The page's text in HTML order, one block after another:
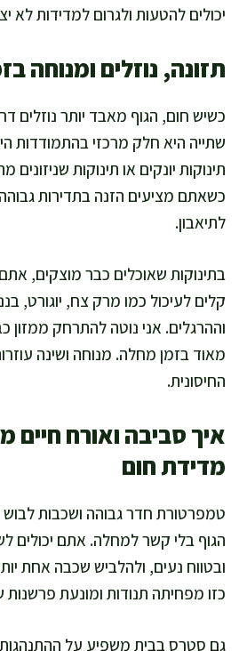
יכולים להטעות ולגרום למדידות לא
תזונה, נוזלים ומנוחה
כשיש חום, הגוף מאבד יותר נוזלים
שתייה היא חלק מרכזי בהתמודדות
תינוקות יונקים או תינוקות
כשאתם מציעים הזנה בתדירות
לתיאבון.
בתינוקות שאוכלים כבר מוצקים, אתם
קלים לעיכול כמו מרק צח, יוגורט,
וההרגלים. אני נוטה להתרחק ממזון
מאוד בזמן מחלה. מנוחה ושינה
החיסונית.
איך סביבה ואורח חיים
מדידת חום
טמפרטורת חדר גבוהה ושכבות
הגוף בלי קשר למחלה. אתם יכולים
ובטווח נעים, ולהלביש שכבה אחת
כזו מפחיתה תנודות ומונעת פרשנות
גם סטרס בבית משפיע על